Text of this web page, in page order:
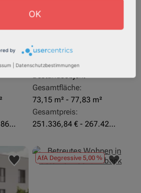
227.760,00 € - 244.860,00 €
Rendite:
Pflegeapartment
Objekteigenschaft:
Bestandsobjekt
Gesamtfläche:
73,15 m² - 77,83 m²
Gesamtpreis:
251.336,84 € - 267.420,00 €
AfA Degressive 5,00 %
OK
by
Datenschutzbestimmungen